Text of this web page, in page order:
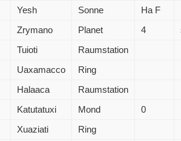
Yesh Sonne
Ha F
Zrymano Planet 4
Tuioti
Raumstation
Uaxamacco
Ring
Halaaca
Raumstation
Katutatuxi Mond 0
Xuaziati Ring